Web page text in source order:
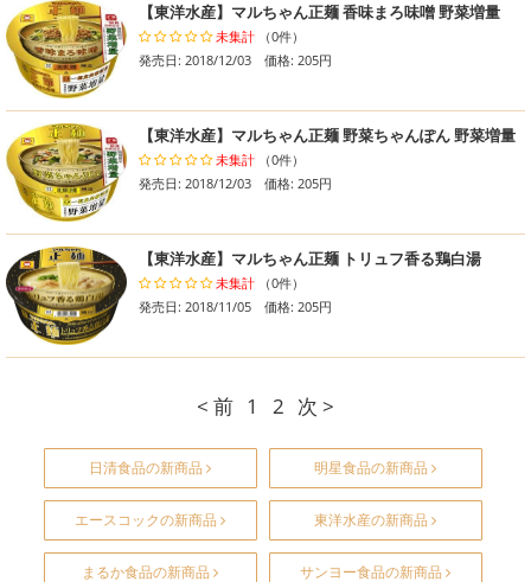
【東洋水産】マルちゃん正麺 香味まろ味噌 野菜増量
未集計 （0件）
発売日: 2018/12/03 価格: 205円
【東洋水産】マルちゃん正麺 野菜ちゃんぽん 野菜増量
未集計 （0件）
発売日: 2018/12/03 価格: 205円
【東洋水産】マルちゃん正麺 トリュフ香る鶏白湯
未集計 （0件）
発売日: 2018/11/05 価格: 205円
< 前 1 2 次 >
日清食品の新商品 明星食品の新商品
エースコックの新商品 東洋水産の新商品
まるか食品の新商品 サンヨー食品の新商品